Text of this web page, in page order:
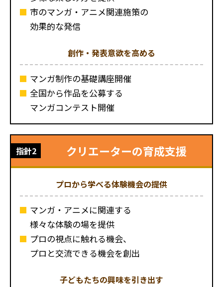
市のマンガ・アニメ関連施策の
効果的な発信
創作・発表意欲を高める
マンガ制作の基礎講座開催
全国から作品を公募する
マンガコンテスト開催
指針2 クリエーターの育成支援
プロから学べる体験機会の提供
マンガ・アニメに関連する
様々な体験の場を提供
プロの視点に触れる機会、
プロと交流できる機会を創出
子どもたちの興味を引き出す